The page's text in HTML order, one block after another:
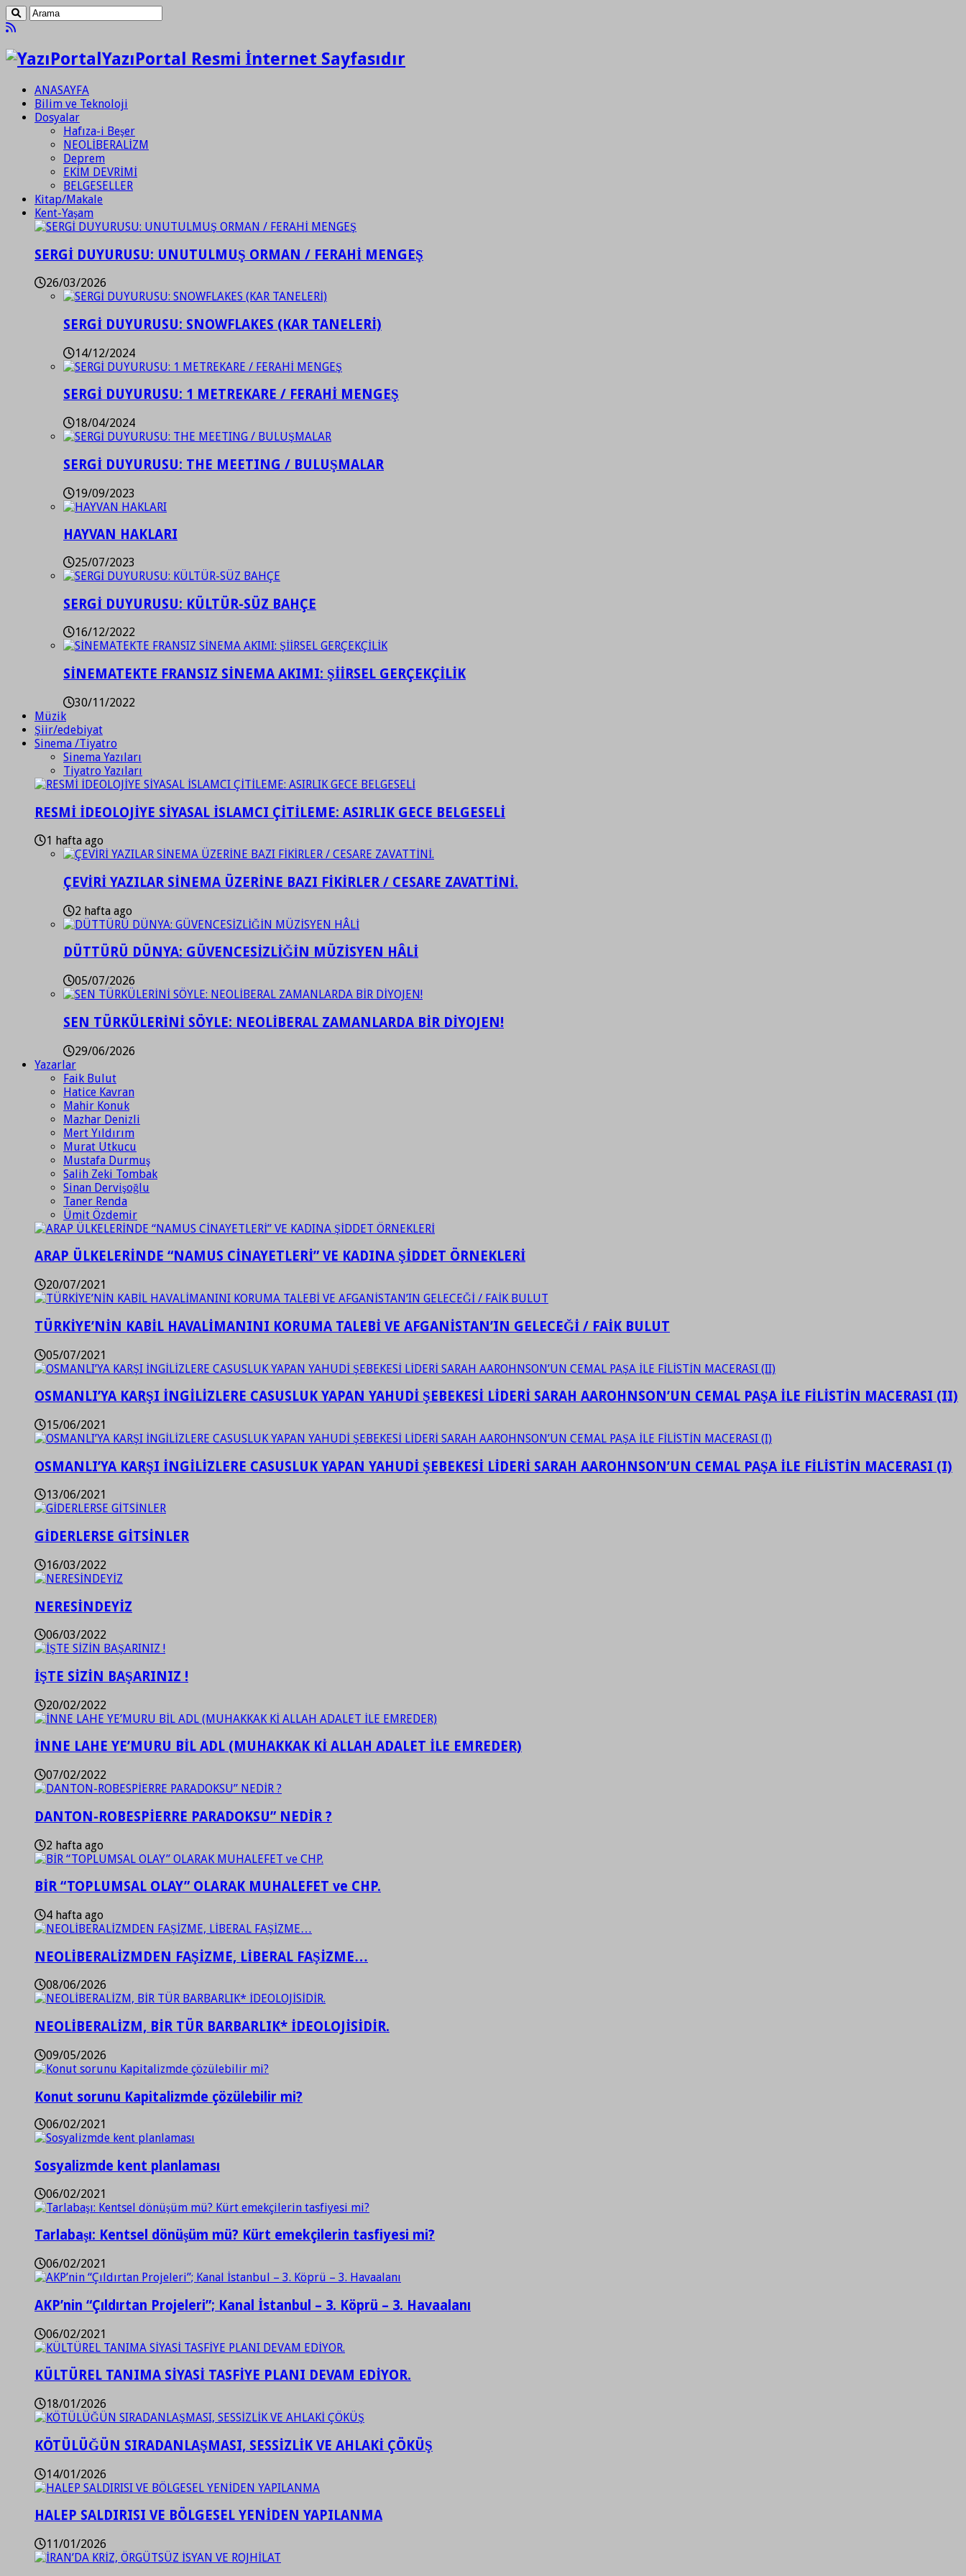
YazıPortal Resmi İnternet Sayfasıdır
ANASAYFA
Bilim ve Teknoloji
Dosyalar
Hafıza-i Beşer
NEOLİBERALİZM
Deprem
EKİM DEVRİMİ
BELGESELLER
Kitap/Makale
Kent-Yaşam
SERGİ DUYURUSU: UNUTULMUŞ ORMAN / FERAHİ MENGEŞ
26/03/2026
SERGİ DUYURUSU: SNOWFLAKES (KAR TANELERİ)
14/12/2024
SERGİ DUYURUSU: 1 METREKARE / FERAHİ MENGEŞ
18/04/2024
SERGİ DUYURUSU: THE MEETING / BULUŞMALAR
19/09/2023
HAYVAN HAKLARI
25/07/2023
SERGİ DUYURUSU: KÜLTÜR-SÜZ BAHÇE
16/12/2022
SİNEMATEKTE FRANSIZ SİNEMA AKIMI: ŞİİRSEL GERÇEKÇİLİK
30/11/2022
Müzik
Şiir/edebiyat
Sinema /Tiyatro
Sinema Yazıları
Tiyatro Yazıları
RESMİ İDEOLOJİYE SİYASAL İSLAMCI ÇİTİLEME: ASIRLIK GECE BELGESELİ
1 hafta ago
ÇEVİRİ YAZILAR SİNEMA ÜZERİNE BAZI FİKİRLER / CESARE ZAVATTİNİ.
2 hafta ago
DÜTTÜRÜ DÜNYA: GÜVENCESİZLİĞİN MÜZİSYEN HÂLİ
05/07/2026
SEN TÜRKÜLERİNİ SÖYLE: NEOLİBERAL ZAMANLARDA BİR DİYOJEN!
29/06/2026
Yazarlar
Faik Bulut
Hatice Kavran
Mahir Konuk
Mazhar Denizli
Mert Yıldırım
Murat Utkucu
Mustafa Durmuş
Salih Zeki Tombak
Sinan Dervişoğlu
Taner Renda
Ümit Özdemir
ARAP ÜLKELERİNDE “NAMUS CİNAYETLERİ” VE KADINA ŞİDDET ÖRNEKLERİ
20/07/2021
TÜRKİYE’NİN KABİL HAVALİMANINI KORUMA TALEBİ VE AFGANİSTAN’IN GELECEĞİ / FAİK BULUT
05/07/2021
OSMANLI’YA KARŞI İNGİLİZLERE CASUSLUK YAPAN YAHUDİ ŞEBEKESİ LİDERİ SARAH AAROHNSON’UN CEMAL PAŞA İLE FİLİSTİN MACERASI (II)
15/06/2021
OSMANLI’YA KARŞI İNGİLİZLERE CASUSLUK YAPAN YAHUDİ ŞEBEKESİ LİDERİ SARAH AAROHNSON’UN CEMAL PAŞA İLE FİLİSTİN MACERASI (I)
13/06/2021
GİDERLERSE GİTSİNLER
16/03/2022
NERESİNDEYİZ
06/03/2022
İŞTE SİZİN BAŞARINIZ !
20/02/2022
İNNE LAHE YE’MURU BİL ADL (MUHAKKAK Kİ ALLAH ADALET İLE EMREDER)
07/02/2022
DANTON-ROBESPİERRE PARADOKSU” NEDİR ?
2 hafta ago
BİR “TOPLUMSAL OLAY” OLARAK MUHALEFET ve CHP.
4 hafta ago
NEOLİBERALİZMDEN FAŞİZME, LİBERAL FAŞİZME…
08/06/2026
NEOLİBERALİZM, BİR TÜR BARBARLIK* İDEOLOJİSİDİR.
09/05/2026
Konut sorunu Kapitalizmde çözülebilir mi?
06/02/2021
Sosyalizmde kent planlaması
06/02/2021
Tarlabaşı: Kentsel dönüşüm mü? Kürt emekçilerin tasfiyesi mi?
06/02/2021
AKP’nin “Çıldırtan Projeleri”; Kanal İstanbul – 3. Köprü – 3. Havaalanı
06/02/2021
KÜLTÜREL TANIMA SİYASİ TASFİYE PLANI DEVAM EDİYOR.
18/01/2026
KÖTÜLÜĞÜN SIRADANLAŞMASI, SESSİZLİK VE AHLAKİ ÇÖKÜŞ
14/01/2026
HALEP SALDIRISI VE BÖLGESEL YENİDEN YAPILANMA
11/01/2026